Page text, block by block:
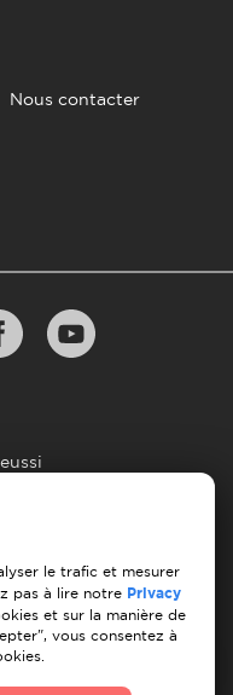
Nous contacter
des images de stock
le trafic et mesurer
pas à lire notre Privacy
et sur la manière de
vous consentez à